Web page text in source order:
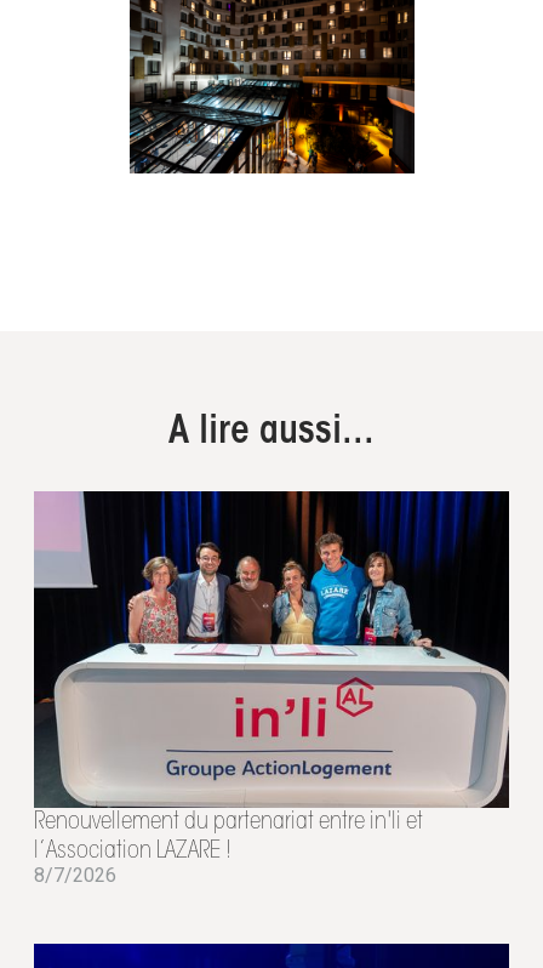
A lire aussi...
Renouvellement du partenariat entre in'li et
l’Association LAZARE !
8/7/2026